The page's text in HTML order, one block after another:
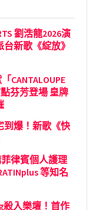
劉浩龍2026演
新歌《綻放》
CANTALOUPE
芬芳登場 皇牌
到爆！新歌《快
律賓個人護理
等知名
殺入樂壇！首作